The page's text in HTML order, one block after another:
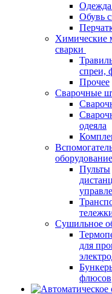
Обувь
Химические
сварки
спреи,
Прочее
Сварочные
одеяла
оборудование
Пульты
Сушильное
для
флюсов